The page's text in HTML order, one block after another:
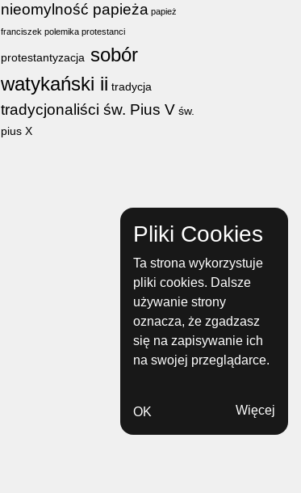
nieomylność papieża papież
franciszek polemika protestanci
protestantyzacja sobór
watykański ii tradycja
tradycjonaliści św. Pius V św.
pius X
Pliki Cookies
Ta strona wykorzystuje
pliki cookies. Dalsze
używanie strony
oznacza, że zgadzasz
się na zapisywanie ich
na swojej przeglądarce.
OK Więcej